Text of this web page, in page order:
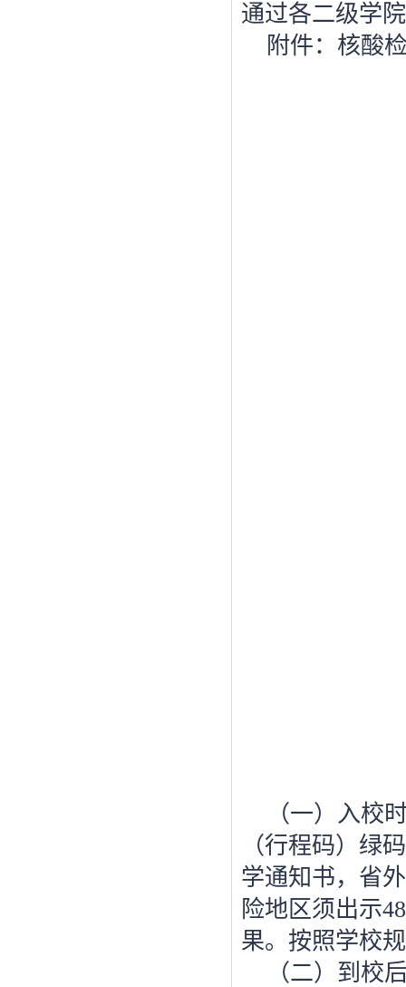
通过各二级学
附件：核酸
（一）入校
（行程码）绿
学通知书，省
险地区须出示48
果。按照学校
（二）到校